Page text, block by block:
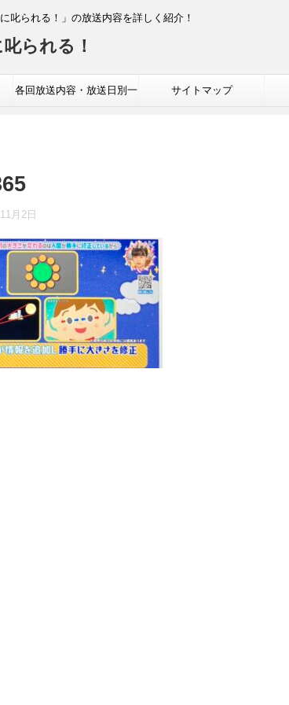
叱られる！」の放送内容を詳しく紹介！
られる！
各回放送内容・放送日別一 サイトマップ
月2日